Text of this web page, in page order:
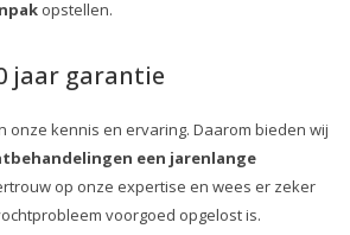
opstellen.
jaar garantie
onze kennis en ervaring. Daarom bieden wij
een jarenlange
op onze expertise en wees er zeker
voorgoed opgelost is.